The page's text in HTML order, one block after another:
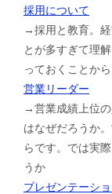
採用について
→採用と教育。経
とが多すぎて理
っておくことか
営業リーダー
→営業成績上位
はなぜだろうか
らです。では実
うか
プレゼンテーシ